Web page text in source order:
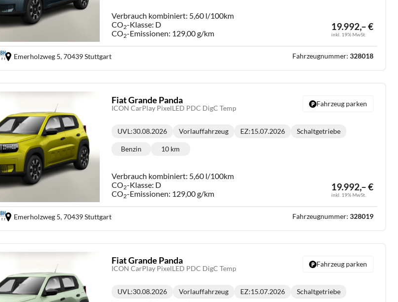
19.992,– €
inkl. 19% MwSt.
Verbrauch kombiniert: 5,60 l/100km
CO2-Klasse: D
CO2-Emissionen: 129,00 g/km
Emerholzweg 5,70439 Stuttgart Fahrzeugnummer: 328018
Fiat Grande Panda
ICON CarPlay PixelLED PDC DigC Temp
19.992,– €
inkl. 19% MwSt.
Lieferzeit:
UVL:30.08.2026 Vorlauffahrzeug EZ:15.07.2026
Getriebe:
Schaltgetriebe
Kraftstoff:
Benzin
Kilometerstand:
10 km
Verbrauch kombiniert: 5,60 l/100km
CO2-Klasse: D
CO2-Emissionen: 129,00 g/km
Fahrzeug parken
Emerholzweg 5,70439 Stuttgart Fahrzeugnummer: 328019
Fiat Grande Panda
ICON CarPlay PixelLED PDC DigC Temp
Lieferzeit:
UVL:30.08.2026 Vorlauffahrzeug EZ:15.07.2026
Getriebe:
Schaltgetriebe
Fahrzeug parken